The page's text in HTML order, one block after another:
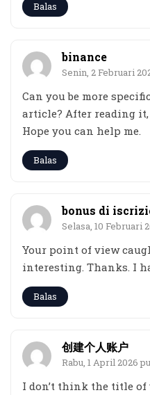
Balas
binance
Senin, 2 Februari
Can you be more
article? After reading it,
Hope you can help me.
Balas
bonus di
Selasa, 10 Februari
Your point of view
interesting. Thanks. I
Balas
创建个人账户
Rabu, 1 April 2026
I don’t think the title